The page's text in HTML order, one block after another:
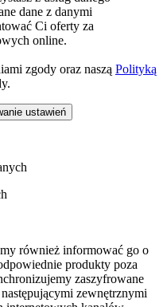
dane z danymi
Ci oferty za
online.
zgody oraz naszą Polityką
ustawień
również informować go o
produkty poza
zaszyfrowane
zewnętrznymi